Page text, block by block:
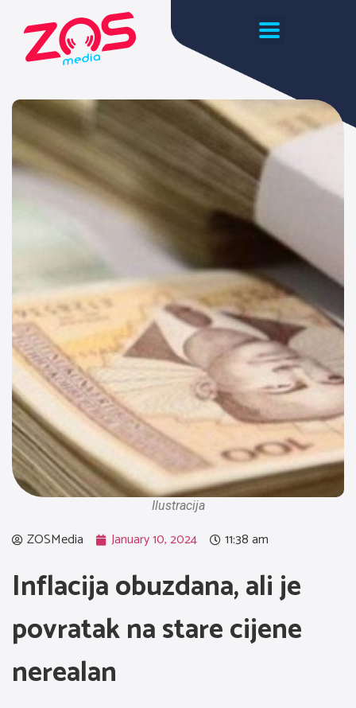
Ilustracija
ZOSMedia January 10, 2024 11:38 am
Inflacija obuzdana, ali je
povratak na stare cijene
nerealan